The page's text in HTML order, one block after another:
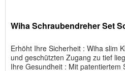
Wiha Schraubendreher Set
Erhöht Ihre Sicherheit : Wiha slim
und geschützten Zugang zu tief
Ihre Gesundheit : Mit patentiertem